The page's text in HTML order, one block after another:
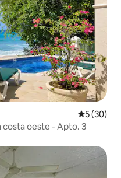
5 (30)
costa oeste - Apto. 3